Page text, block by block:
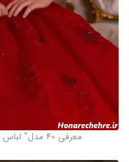
معرفی 40 مدل" لباس عروس پفی قرمز" زیبا در (آبان ۱۴۰۳)